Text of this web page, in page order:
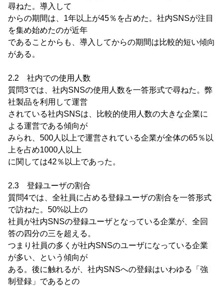
尋ねた。導入して
からの期間は、1年以上が45％を占めた。社内SNSが注目
を集め始めたのが近年
であることからも、導入してからの期間は比較的短い傾向
がある。
2.2 社内での使用人数
質問3では、社内SNSの使用人数を一答形式で尋ねた。弊
社製品を利用して運営
されている社内SNSは、比較的使用人数の大きな企業に
よる運営である傾向が
みられ、500人以上で運営されている企業が全体の65％以
上を占め1000人以上
に関しては42％以上であった。
2.3 登録ユーザの割合
質問4では、全社員に占める登録ユーザの割合を一答形式
で訪ねた。50%以上の
社員が社内SNSの登録ユーザとなっている企業が、全回
答の四分の三を超える。
つまり社員の多くが社内SNSのユーザになっている企業
が多い、という傾向が
ある。後に触れるが、社内SNSへの登録はいわゆる「強
制登録」であるとの